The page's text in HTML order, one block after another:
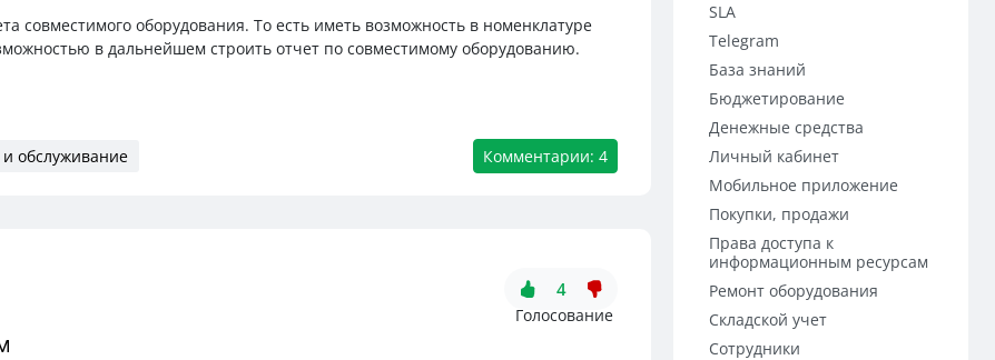
SLA
Telegram
База знаний
Бюджетирование
Денежные средства
Личный кабинет
Мобильное приложение
Покупки, продажи
Права доступа к
информационным ресурсам
Ремонт оборудования
Складской учет
Сотрудники
совместимого оборудования. То есть иметь возможность в номенклатуре
в дальнейшем строить отчет по совместимому оборудованию.
обслуживание Комментарии: 4
4
Голосование